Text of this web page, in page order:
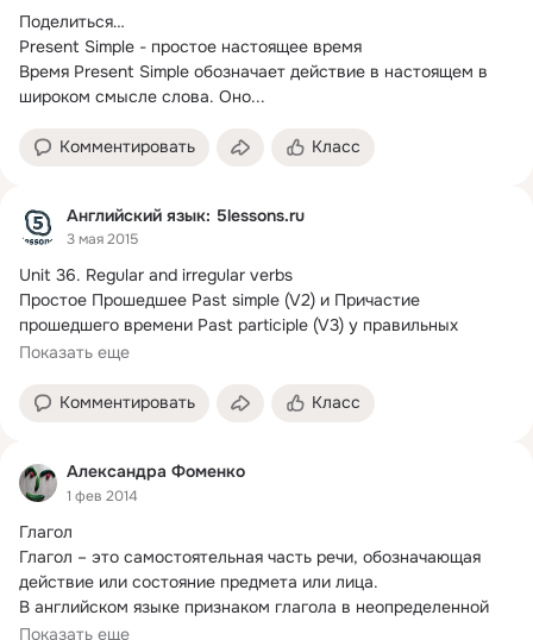
Поделиться…
Present Simple - простое настоящее время
Время Present Simple обозначает действие в настоящем в
широком смысле слова. Оно...
Комментировать Класс
Английский язык: 5lessons.ru
3 мая 2015
Unit 36. Regular and irregular verbs
Простое Прошедшее Past simple (V2) и Причастие
прошедшего времени Past participle (V3) у правильных
глаголов образуются добавлением окончания -ED
Показать еще
Комментировать Класс
Александра Фоменко
1 фев 2014
Глагол
Глагол – это самостоятельная часть речи, обозначающая
действие или состояние предмета или лица.
В английском языке признаком глагола в неопределенной
форме является частица to.
Показать еще